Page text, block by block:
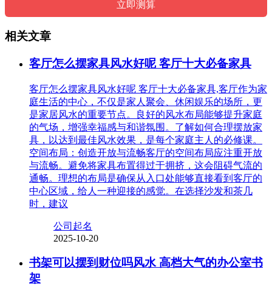
相关文章
客厅怎么摆家具风水好呢 客厅十大必备家具
客厅怎么摆家具风水好呢 客厅十大必备家具,客厅作为家
庭生活的中心，不仅是家人聚会、休闲娱乐的场所，更
是家居风水的重要节点。良好的风水布局能够提升家庭
的气场，增强幸福感与和谐氛围。了解如何合理摆放家
具，以达到最佳风水效果，是每个家庭主人的必修课。
空间布局：创造开放与流畅客厅的空间布局应注重开放
与流畅。避免将家具布置得过于拥挤，这会阻碍气流的
通畅。理想的布局是确保从入口处能够直接看到客厅的
中心区域，给人一种迎接的感觉。在选择沙发和茶几
时，建议
公司起名
2025-10-20
书架可以摆到财位吗风水 高档大气的办公室书
架